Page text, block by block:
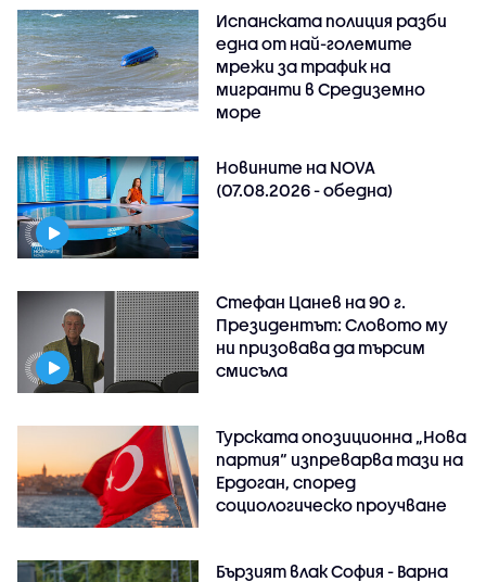
Испанската полиция разби
една от най-големите
мрежи за трафик на
мигранти в Средиземно
море
Новините на NOVA
(07.08.2026 - обедна)
Стефан Цанев на 90 г.
Президентът: Словото му
ни призовава да търсим
смисъла
Турската опозиционна „Нова
партия“ изпреварва тази на
Ердоган, според
социологическо проучване
Бързият влак София - Варна